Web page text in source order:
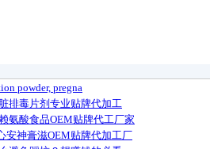
powder, pregna
排毒片剂专业贴牌代加工
氨酸食品OEM贴牌代工厂家
安神膏滋OEM贴牌代加工厂